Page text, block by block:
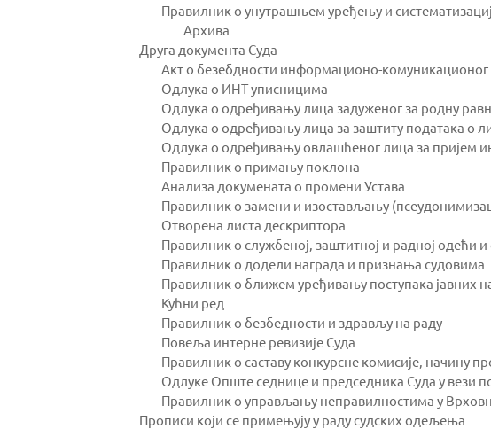
Правилник о унутрашњем уређењу и
Архива
Друга документа Суда
Акт о безебдности информационо-комуникационог
Одлука о ИНТ уписницима
Одлука о одређивању лица задуженог за родну
Одлука о одређивању лица за заштиту података о
Одлука о одређивању овлашћеног лица за пријем
Правилник о примању поклона
Анализа докумената о промени Устава
Правилник о замени и изостављању
Отворена листа дескриптора
Правилник о службеној, заштитној и радној одећи
Правилник о додели награда и признања судовима
Правилник о ближем уређивању поступака јавних
Кућни ред
Правилник о безбедности и здрављу на раду
Повеља интерне ревизије Суда
Правилник о саставу конкурсне комисије, начину
Одлуке Опште седнице и председника Суда у вези
Правилник о управљању неправилностима у
Прописи који се примењују у раду судских одељења